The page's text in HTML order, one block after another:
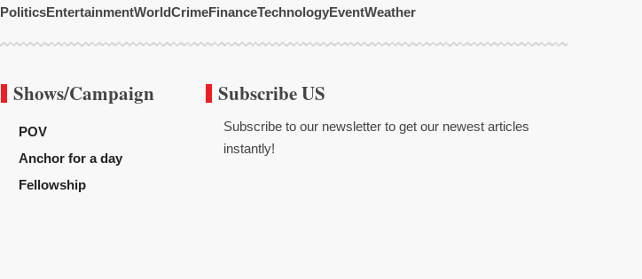
PoliticsEntertainmentWorldCrimeFinanceTechnologyEventWeather
Shows/Campaign
POV
Anchor for a day
Fellowship
Subscribe US
Subscribe to our newsletter to get our newest articles
instantly!